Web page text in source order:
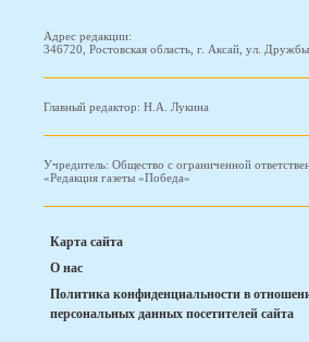
Адрес редакции:
346720, Ростовская область, г. Аксай, ул.
Главный редактор: Н.А. Лукина
Учредитель: Общество с ограниченной
«Редакция газеты «Победа»
Карта сайта
О нас
Политика конфиденциальности в
персональных данных посетителей сайта